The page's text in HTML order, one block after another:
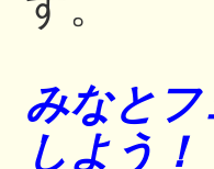
みなとフ
しよう！